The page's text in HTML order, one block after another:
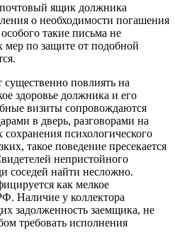
ящик должника
о необходимости погашения
такие письма не
мер по защите от подобной
повлиять на
здоровье должника и его
визиты сопровождаются
в дверь, разговорами на
психологического
такое поведение пресекается
непристойного
соседей найти несложно.
как мелкое
Наличие у коллектора
задолженность заемщика, не
требовать исполнения